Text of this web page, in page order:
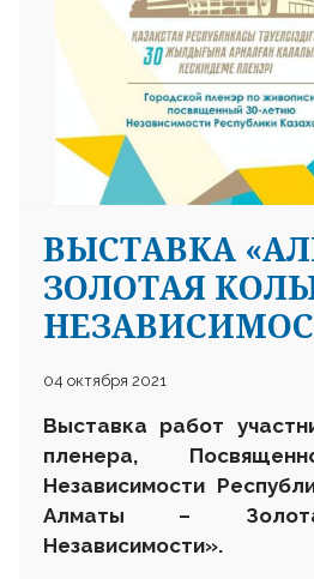
ВЫСТАВКА
ЗОЛОТАЯ
04 октября 2021
Выставка работ
пленера,
Независимости
Алматы –
Независимости».